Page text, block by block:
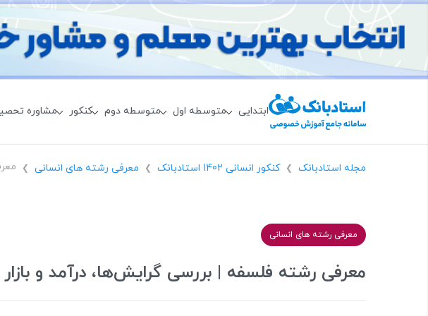
ابتدایی متوسطه اول متوسطه دوم کنکور مشاوره
مجله استادبانک ❯ کنکور انسانی 1402 استادبانک ❯ معرفی رشته های انسانی ❯
معرفی رشته های انسانی
معرفی رشته فلسفه | بررسی گرایش‌ها، درآمد و